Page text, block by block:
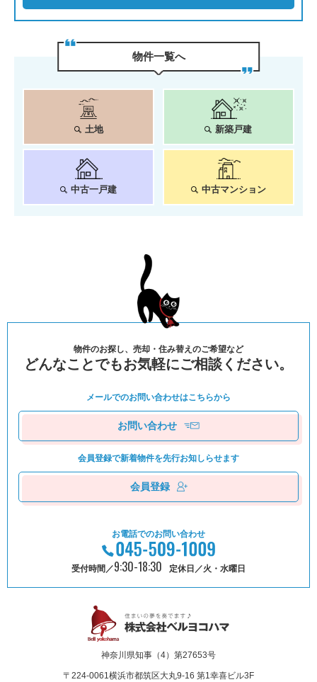
物件⼀覧へ
土地 新築戸建
中古一戸建 中古マンション
物件のお探し、売却・住み替えのご希望など
どんなことでもお気軽にご相談ください。
メールでのお問い合わせはこちらから
お問い合わせ
会員登録で新着物件を先⾏お知しらせます
会員登録
お電話でのお問い合わせ
受付時間／9:30-18:30 定休日／火・水曜日
神奈川県知事（4）第27653号
〒224-0061横浜市都筑区⼤丸9-16 第1幸喜ビル3F